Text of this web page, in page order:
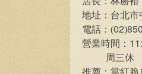
地址：台北市
電話：(02)
營業時間：
周三休
推薦：當紅脆